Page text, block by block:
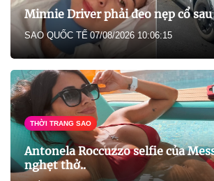
Minnie Driver phải đeo nẹp cổ
SAO QUỐC TẾ 07/08/2026 10:06:15
THỜI TRANG SAO
Antonela Roccuzzo selfie của
nghẹt thở..